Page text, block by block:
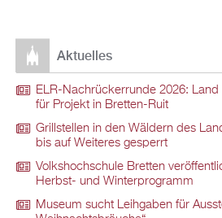
Aktuelles
ELR-Nachrückerrunde 2026: Land
für Projekt in Bretten-Ruit
Grillstellen in den Wäldern des
bis auf Weiteres gesperrt
Volkshochschule Bretten
Herbst- und Winterprogramm
Museum sucht Leihgaben für